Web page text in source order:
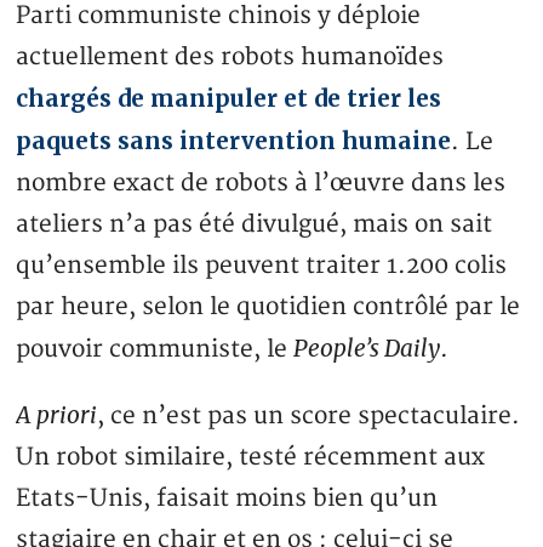
Parti communiste chinois y déploie
actuellement des robots humanoïdes
chargés de manipuler et de trier les
paquets sans intervention humaine. Le
nombre exact de robots à l’œuvre dans les
ateliers n’a pas été divulgué, mais on sait
qu’ensemble ils peuvent traiter 1.200 colis
par heure, selon le quotidien contrôlé par le
pouvoir communiste, lePeople’s Daily.
A priori, ce n’est pas un score spectaculaire.
Un robot similaire, testé récemment aux
Etats-Unis, faisait moins bien qu’un
stagiaire en chair et en os : celui-ci se